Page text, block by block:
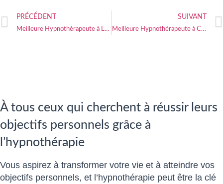
PRÉCÉDENT
Meilleure Hypnothérapeute à Les Mureaux
SUIVANT
Meilleure Hypnothérapeute à Châtillon
À tous ceux qui cherchent à réussir leurs
objectifs personnels grâce à
l’hypnothérapie
Vous aspirez à transformer votre vie et à atteindre vos
objectifs personnels, et l’hypnothérapie peut être la clé